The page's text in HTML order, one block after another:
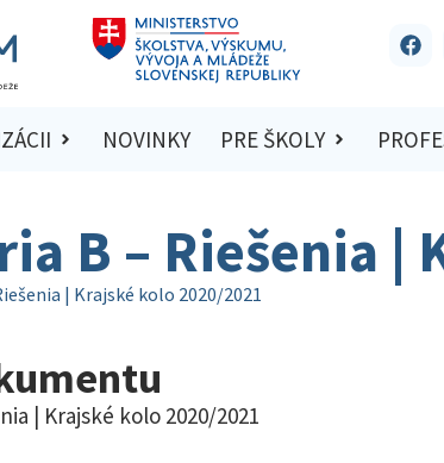
NOVINKY PRE ŠKOLY
B – Riešenia |
| Krajské kolo 2020/2021
| Krajské kolo 2020/2021